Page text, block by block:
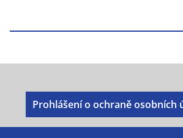
Prohlášení o ochraně osobních